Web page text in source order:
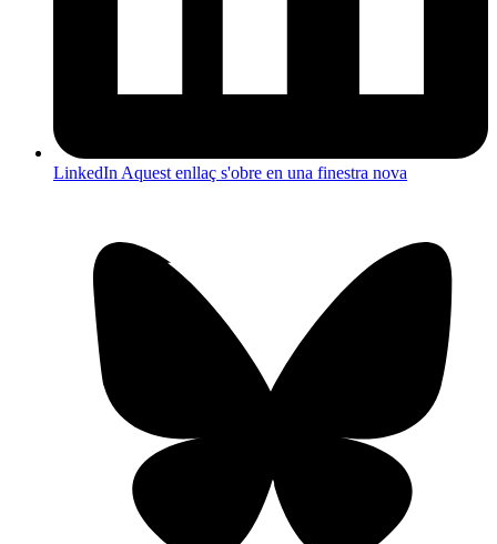
LinkedIn Aquest enllaç s'obre en una finestra nova